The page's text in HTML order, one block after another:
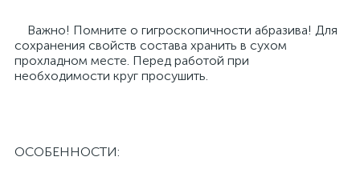
Важно! Помните о гигроскопичности абразива! Для
сохранения свойств состава хранить в сухом
прохладном месте. Перед работой при
необходимости круг просушить.
ОСОБЕННОСТИ: